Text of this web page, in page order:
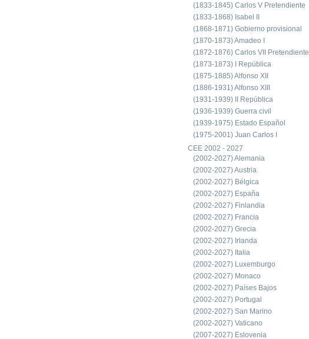
(1833-1845) Carlos V Pretendiente
(1833-1868) Isabel II
(1868-1871) Gobierno provisional
(1870-1873) Amadeo I
(1872-1876) Carlos VII Pretendiente
(1873-1873) I República
(1875-1885) Alfonso XII
(1886-1931) Alfonso XIII
(1931-1939) II República
(1936-1939) Guerra civil
(1939-1975) Estado Español
(1975-2001) Juan Carlos I
CEE 2002 - 2027
(2002-2027) Alemania
(2002-2027) Austria
(2002-2027) Bélgica
(2002-2027) España
(2002-2027) Finlandia
(2002-2027) Francia
(2002-2027) Grecia
(2002-2027) Irlanda
(2002-2027) Italia
(2002-2027) Luxemburgo
(2002-2027) Monaco
(2002-2027) Países Bajos
(2002-2027) Portugal
(2002-2027) San Marino
(2002-2027) Vaticano
(2007-2027) Eslovenia